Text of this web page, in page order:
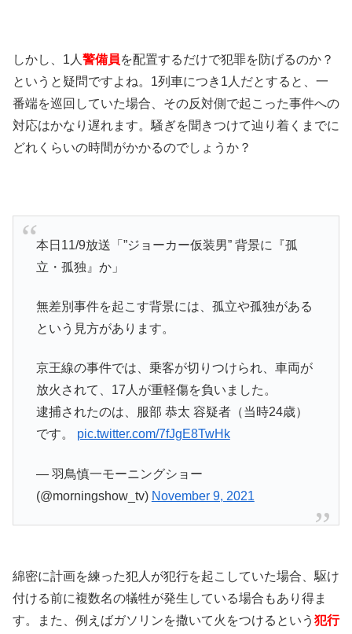
しかし、1人 警備員を配置するだけで犯罪を防げるのか？
というと疑問ですよね。1列車につき1人だとすると、一
番端を巡回していた場合、その反対側で起こった事件への
対応はかなり遅れます。騒ぎを聞きつけて辿り着くまでに
どれくらいの時間がかかるのでしょうか？
本日11/9放送「”ジョーカー仮装男” 背景に『孤
立・孤独』か」
無差別事件を起こす背景には、孤立や孤独がある
という見方があります。
京王線の事件では、乗客が切りつけられ、車両が
放火されて、17人が重軽傷を負いました。
逮捕されたのは、服部 恭太 容疑者（当時24歳）
です。 pic.twitter.com/7fJgE8TwHk
— 羽鳥慎一モーニングショー
(@morningshow_tv) November 9, 2021
綿密に計画を練った犯人が犯行を起こしていた場合、駆け
付ける前に複数名の犠牲が発生している場合もあり得ま
す。また、例えばガソリンを撒いて火をつけるという 犯行